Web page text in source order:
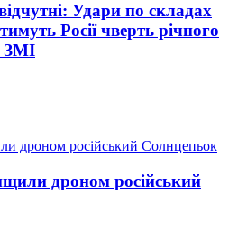
Удари по складах
Росії чверть річного
ЗМІ
дроном російський